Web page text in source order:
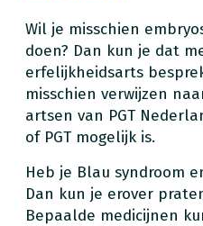
Wil je misschien
doen? Dan kun je dat
erfelijkheidsarts
misschien verwijzen
artsen van PGT
of PGT mogelijk is.
Heb je Blau syndroom
Dan kun je erover
Bepaalde medicijnen